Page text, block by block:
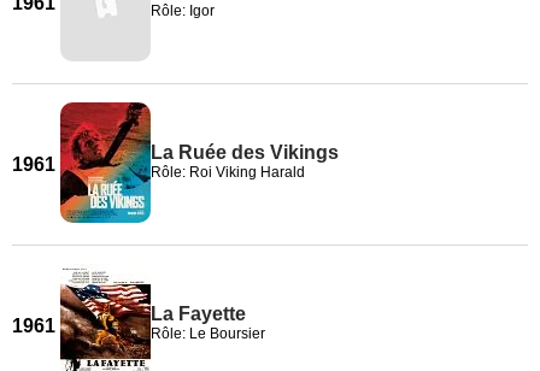
Rôle: Igor
1961
La Ruée des Vikings
Rôle: Roi Viking Harald
1961
La Fayette
Rôle: Le Boursier